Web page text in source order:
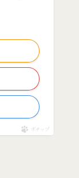
ポチップ